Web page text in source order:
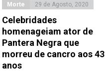
Morte 29 de Agosto, 2020
Celebridades
homenageiam ator de
Pantera Negra que
morreu de cancro aos 43
anos